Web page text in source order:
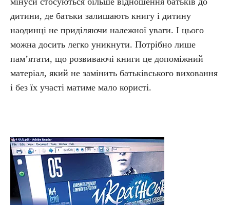
дитини, де батьки залишають книгу і дитину
наодинці не приділяючи належної уваги. І цього
можна досить легко уникнути. Потрібно лише
пам’ятати, що розвиваючі книги це допоміжний
матеріал, який не замінить батьківського виховання
і без їх участі матиме мало користі.